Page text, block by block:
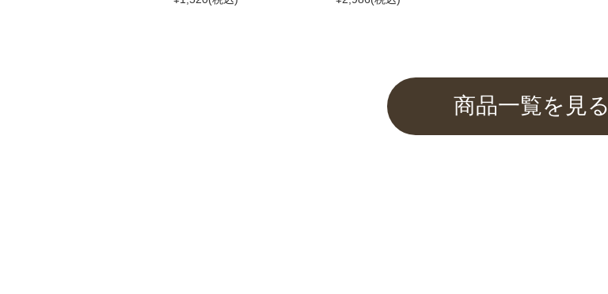
あらかじめご了承ください。
使えるニュース ランチバッグ様にてふぐみそを紹介して頂きました商品一覧を見る